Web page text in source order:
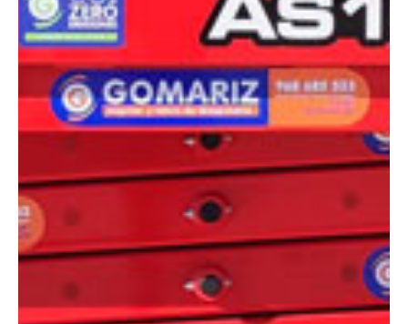
Altura de trabajo:
Alcance lateral:
Altura almacenaje:
Longitud:2.47 m
Anchura:1.18 m
Peso:3000 kg
ESPECIFICACIONES TÉCNICAS
Motor:
Capacidad: